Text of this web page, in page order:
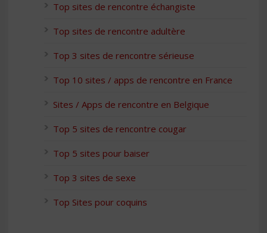
Top sites de rencontre échangiste
Top sites de rencontre adultère
Top 3 sites de rencontre sérieuse
Top 10 sites / apps de rencontre en France
Sites / Apps de rencontre en Belgique
Top 5 sites de rencontre cougar
Top 5 sites pour baiser
Top 3 sites de sexe
Top Sites pour coquins